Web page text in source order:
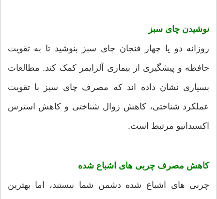
نوشیدن چای سبز
روزانه دو یا چهار فنجان چای سبز بنوشید تا به تقویت
حافظه و پیشگیری از بیماری آلزایمر کمک کند. مطالعات
بسیاری نشان داده اند که مصرف چای سبز با تقویت
عملکرد شناختی، کاهش زوال شناختی و کاهش استرس
اکسیداتیو مرتبط است.
کاهش مصرف چربی های اشباع شده
چربی های اشباع شده دشمن شما نیستند، اما بهترین